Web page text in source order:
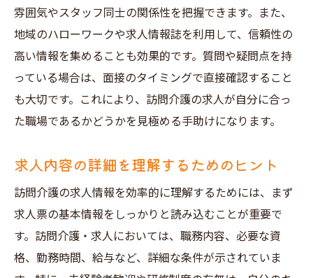
雰囲気やスタッフ同士の関係性を把握できます。また、
地域のハローワークや求人情報誌を利用して、信頼性の
高い情報を集めることも効果的です。質問や疑問点を持
っている場合は、面接のタイミングで直接確認すること
も大切です。これにより、訪問介護の求人が自分に合っ
た職場であるかどうかを見極める手助けになります。
求人内容の詳細を理解するためのヒント
訪問介護の求人情報を効率的に理解するためには、まず
求人票の基本情報をしっかりと読み込むことが重要で
す。訪問介護・求人においては、職務内容、必要な資
格、勤務時間、給与など、詳細な条件が示されていま